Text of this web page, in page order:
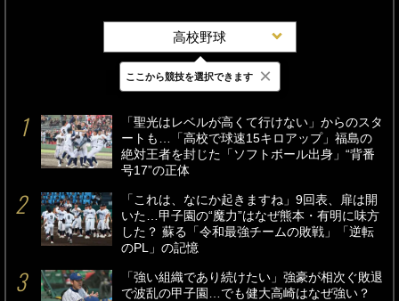
高校野球
最新 24時間 週間
「聖光はレベルが高くて行けない」からのスタ
ートも…「高校で球速15キロアップ」福島の
絶対王者を封じた「ソフトボール出身」“背番
号17”の正体
「これは、なにか起きますね」9回表、扉は開
いた…甲子園の“魔力”はなぜ熊本・有明に味方
した？ 蘇る「令和最強チームの敗戦」「逆転
のPL」の記憶
「強い組織であり続けたい」強豪が相次ぐ敗退
で波乱の甲子園…でも健大高崎はなぜ強い？
ここから競技を選択できます ×